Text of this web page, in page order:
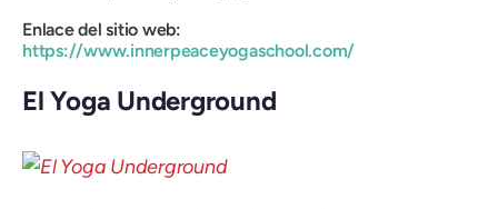
Enlace del sitio web:
https://www.innerpeaceyogaschool.com/
El Yoga Underground